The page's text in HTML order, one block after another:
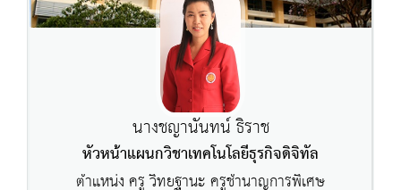
นางชญานันทน์ ธิราช
หัวหน้าแผนกวิชาเทคโนโลยีธุรกิจดิจิทัล
ตำแหน่ง ครู วิทยฐานะ ครูชำนาญการพิเศษ